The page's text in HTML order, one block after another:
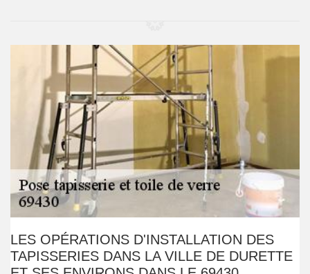
LES OPÉRATIONS D'INSTALLATION DES
TAPISSERIES DANS LA VILLE DE DURETTE